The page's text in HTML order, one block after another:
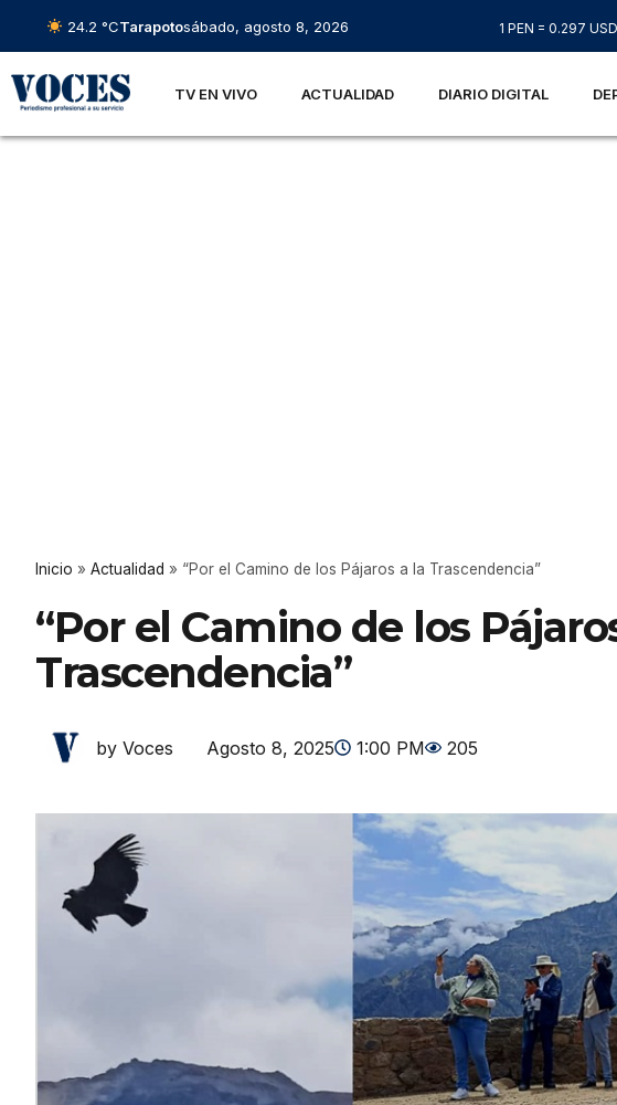
24.2 °CTarapotosábado, agosto 8, 2026 1 PEN = 0.297 USD
TV EN VIVO ACTUALIDAD DIARIO DIGITAL
Inicio » Actualidad » “Por el Camino de los Pájaros a la Trascendencia”
“Por el Camino de los
Trascendencia”
by Voces Agosto 8, 2025 1:00 PM 205